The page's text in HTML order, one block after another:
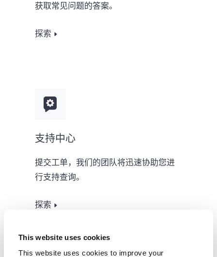
This website uses cookies
This website uses cookies to improve your
获取常见问题的答案。
探索
支持中心
提交工单，我们的团队将迅速协助您进
行支持查询。
探索